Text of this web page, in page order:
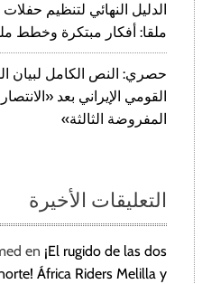
الدليل النهائي لتنظيم
ملقا: أفكار مبتكرة وخطط
حصري: النص الكامل لبيان
القومي الإيراني بعد
المفروضة الثالثة»
التعليقات الأخيرة
en ¡El rugido de las dos
África Riders Melilla y